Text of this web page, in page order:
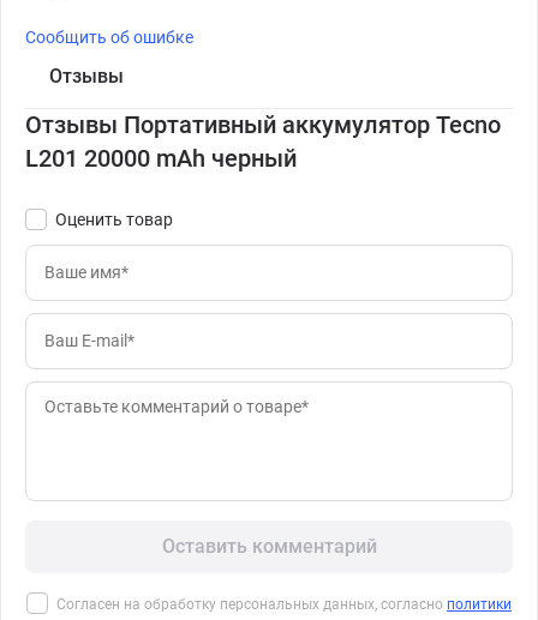
Сообщить об ошибке
Отзывы
Отзывы Портативный аккумулятор Tecno
L201 20000 mAh черный
Оценить товар
Оставить комментарий
Согласен на обработку персональных данных, согласно политики